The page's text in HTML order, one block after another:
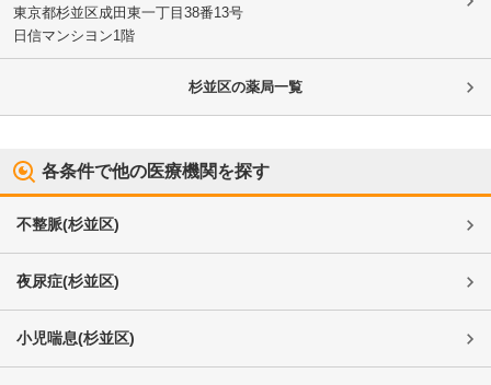
東京都杉並区成田東一丁目38番13号
日信マンシヨン1階
杉並区の薬局一覧
各条件で他の医療機関を探す
不整脈(杉並区)
夜尿症(杉並区)
小児喘息(杉並区)